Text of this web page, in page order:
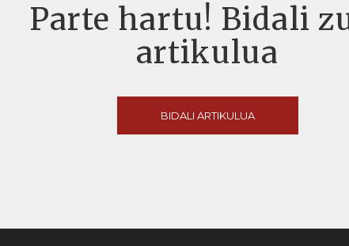
Parte hartu! Bidali
artikulua
BIDALI ARTIKULUA